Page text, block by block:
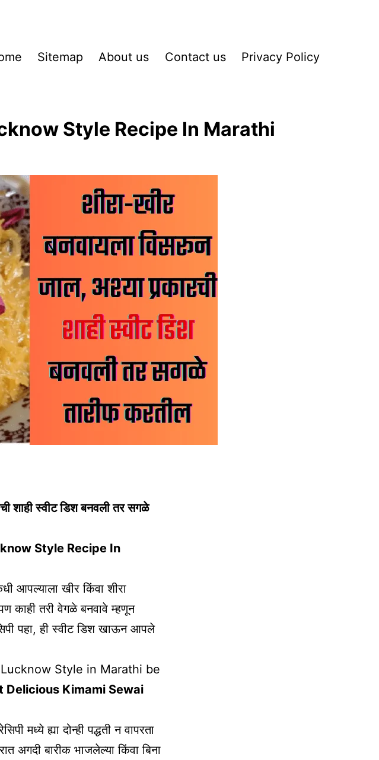
Sitemap About us Contact us Privacy Policy
Style Recipe In Marathi
शाही स्वीट डिश बनवली तर सगळे
Style Recipe In
आपल्याला खीर किंवा शीरा
काही तरी वेगळे बनवावे म्हणून
पहा, ही स्वीट डिश खाऊन आपले
Style in Marathi be
Delicious Kimami Sewai
मध्ये ह्या दोन्ही पद्धती न वापरता
अगदी बारीक भाजलेल्या किंवा बिना